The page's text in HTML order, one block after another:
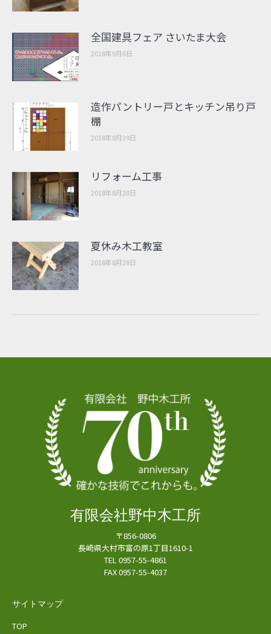
全国建具フェア さいたま大会
2018年9月6日
造作パントリー戸とキッチン吊り戸
棚
2018年8月29日
リフォーム工事
2018年8月28日
夏休み木工教室
2018年8月28日
有限会社野中木工所
〒856-0806
長崎県大村市富の原1丁目1610-1
TEL 0957-55-4861
FAX 0957-55-4037
サイトマップ
TOP